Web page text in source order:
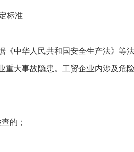
标准
中华人民共和国安全生产法》等
大事故隐患。工贸企业内涉及危
的；